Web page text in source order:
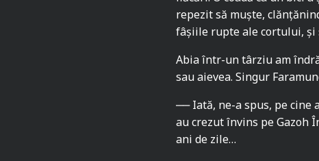
repezit să muște,
fâşiile rupte ale cortului, şi
Abia într-un târziu am
sau aievea. Singur
‒‒ Iată, ne-a spus, pe
au crezut învins pe Gazoh
ani de zile…